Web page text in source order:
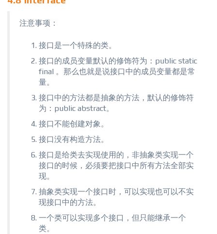
注意事项：
接口是一个特殊的类。
接口的成员变量默认的修饰符为：public static
final 。那么也就是说接口中的成员变量都是常
量。
接口中的方法都是抽象的方法，默认的修饰符
为：public abstract。
接口不能创建对象。
接口没有构造方法。
接口是给类去实现使用的，非抽象类实现一个
接口的时候，必须要把接口中所有方法全部实
现。
抽象类实现一个接口时，可以实现也可以不实
现接口中的方法。
一个类可以实现多个接口，但只能继承一个
类。